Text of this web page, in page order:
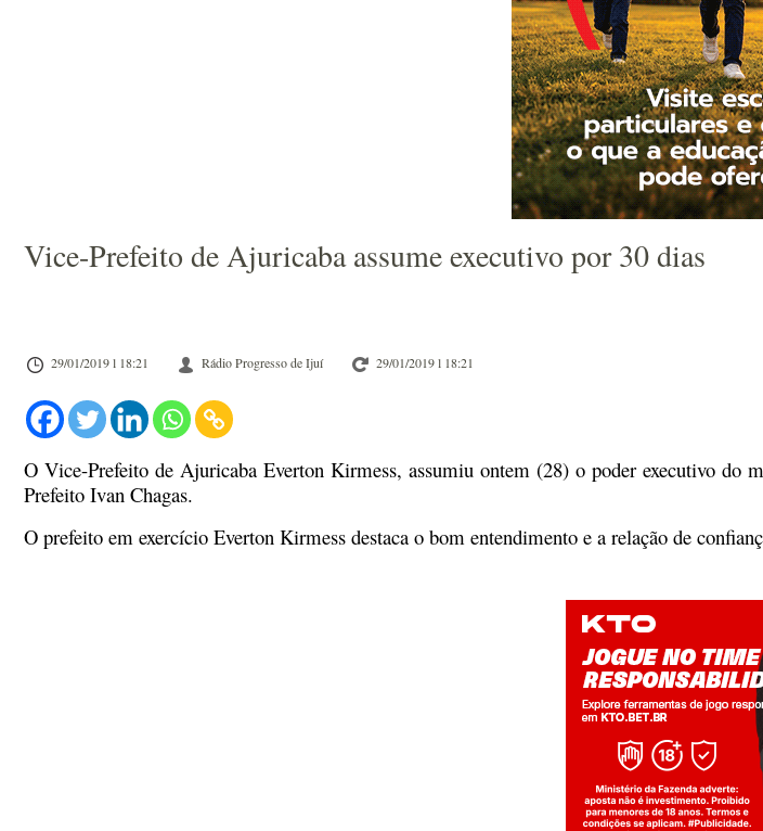
Vice-Prefeito de Ajuricaba assume executivo por 30 dias
29/01/2019 l 18:21 Rádio Progresso de Ijuí 29/01/2019 l 18:21
O Vice-Prefeito de Ajuricaba Everton Kirmess, assumiu ontem (28) o poder executivo
Prefeito Ivan Chagas.
O prefeito em exercício Everton Kirmess destaca o bom entendimento e a relação de